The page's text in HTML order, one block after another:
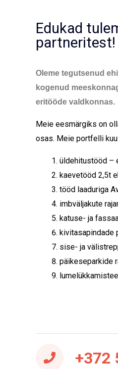
Edukad
partneritest!
Oleme tegutsenud
kogenud
eritööde valdkonnas.
Meie eesmärgiks on
osas. Meie portfelli
üldehitustööd –
kaevetööd 2,5t
tööd laaduriga
imbväljakute
katuse- ja
kivitasapindade
sise- ja
päikeseparkide
+372